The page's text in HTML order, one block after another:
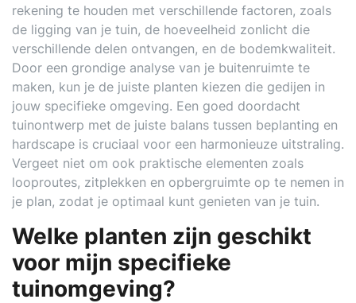
rekening te houden met verschillende factoren, zoals
de ligging van je tuin, de hoeveelheid zonlicht die
verschillende delen ontvangen, en de bodemkwaliteit.
Door een grondige analyse van je buitenruimte te
maken, kun je de juiste planten kiezen die gedijen in
jouw specifieke omgeving. Een goed doordacht
tuinontwerp met de juiste balans tussen beplanting en
hardscape is cruciaal voor een harmonieuze uitstraling.
Vergeet niet om ook praktische elementen zoals
looproutes, zitplekken en opbergruimte op te nemen in
je plan, zodat je optimaal kunt genieten van je tuin.
Welke planten zijn geschikt
voor mijn specifieke
tuinomgeving?